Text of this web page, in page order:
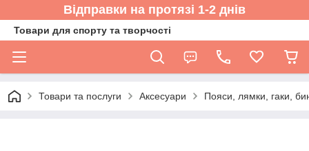
Відправки на протязі 1-2 днів
Товари для спорту та творчості
Товари та послуги Аксесуари Пояси, лямки, гаки,